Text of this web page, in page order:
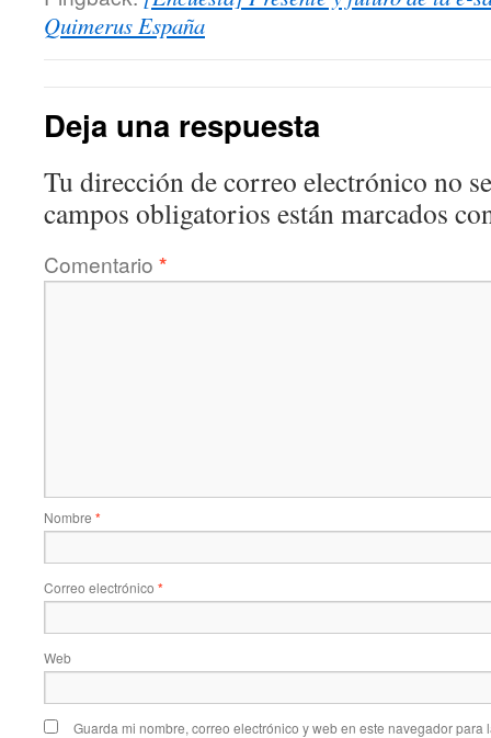
Quimerus España
Deja una respuesta
Tu dirección de correo electrónico no
campos obligatorios están marcados
Comentario *
Nombre *
Correo electrónico *
Web
Guarda mi nombre, correo electrónico y web en este navegador para